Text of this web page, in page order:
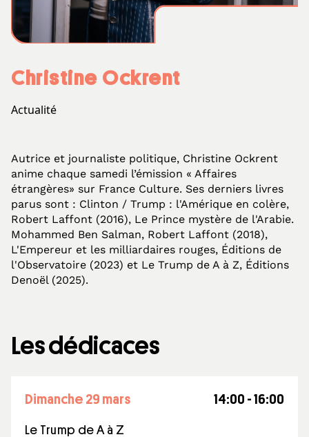
Christine Ockrent
Actualité
Autrice et journaliste politique, Christine Ockrent
anime chaque samedi l’émission « Affaires
étrangères» sur France Culture. Ses derniers livres
parus sont : Clinton / Trump : l'Amérique en colère,
Robert Laffont (2016), Le Prince mystère de l'Arabie.
Mohammed Ben Salman, Robert Laffont (2018),
L'Empereur et les milliardaires rouges, Éditions de
l'Observatoire (2023) et Le Trump de A à Z, Éditions
Denoël (2025).
Les dédicaces
dimanche 29 mars 14:00 - 16:00
Le Trump de A à Z